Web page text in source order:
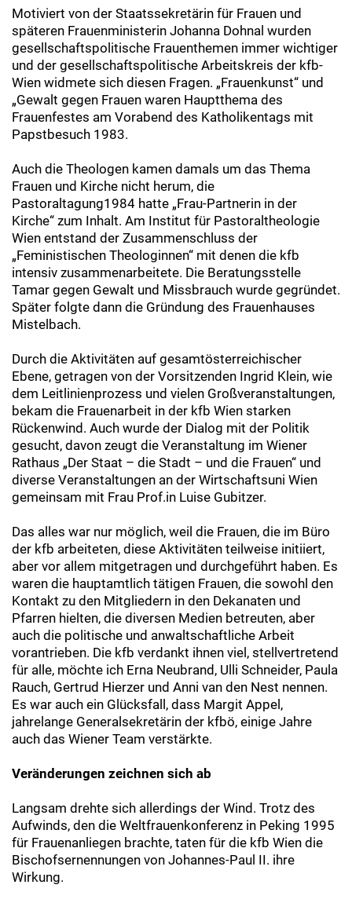
Motiviert von der Staatssekretärin für Frauen und
späteren Frauenministerin Johanna Dohnal wurden
gesellschaftspolitische Frauenthemen immer wichtiger
und der gesellschaftspolitische Arbeitskreis der kfb-
Wien widmete sich diesen Fragen. „Frauenkunst“ und
„Gewalt gegen Frauen waren Hauptthema des
Frauenfestes am Vorabend des Katholikentags mit
Papstbesuch 1983.
Auch die Theologen kamen damals um das Thema
Frauen und Kirche nicht herum, die
Pastoraltagung1984 hatte „Frau-Partnerin in der
Kirche“ zum Inhalt. Am Institut für Pastoraltheologie
Wien entstand der Zusammenschluss der
„Feministischen Theologinnen“ mit denen die kfb
intensiv zusammenarbeitete. Die Beratungsstelle
Tamar gegen Gewalt und Missbrauch wurde gegründet.
Später folgte dann die Gründung des Frauenhauses
Mistelbach.
Durch die Aktivitäten auf gesamtösterreichischer
Ebene, getragen von der Vorsitzenden Ingrid Klein, wie
dem Leitlinienprozess und vielen Großveranstaltungen,
bekam die Frauenarbeit in der kfb Wien starken
Rückenwind. Auch wurde der Dialog mit der Politik
gesucht, davon zeugt die Veranstaltung im Wiener
Rathaus „Der Staat – die Stadt – und die Frauen“ und
diverse Veranstaltungen an der Wirtschaftsuni Wien
gemeinsam mit Frau Prof.in Luise Gubitzer.
Das alles war nur möglich, weil die Frauen, die im Büro
der kfb arbeiteten, diese Aktivitäten teilweise initiiert,
aber vor allem mitgetragen und durchgeführt haben. Es
waren die hauptamtlich tätigen Frauen, die sowohl den
Kontakt zu den Mitgliedern in den Dekanaten und
Pfarren hielten, die diversen Medien betreuten, aber
auch die politische und anwaltschaftliche Arbeit
vorantrieben. Die kfb verdankt ihnen viel, stellvertretend
für alle, möchte ich Erna Neubrand, Ulli Schneider, Paula
Rauch, Gertrud Hierzer und Anni van den Nest nennen.
Es war auch ein Glücksfall, dass Margit Appel,
jahrelange Generalsekretärin der kfbö, einige Jahre
auch das Wiener Team verstärkte.
Veränderungen zeichnen sich ab
Langsam drehte sich allerdings der Wind. Trotz des
Aufwinds, den die Weltfrauenkonferenz in Peking 1995
für Frauenanliegen brachte, taten für die kfb Wien die
Bischofsernennungen von Johannes-Paul II. ihre
Wirkung.